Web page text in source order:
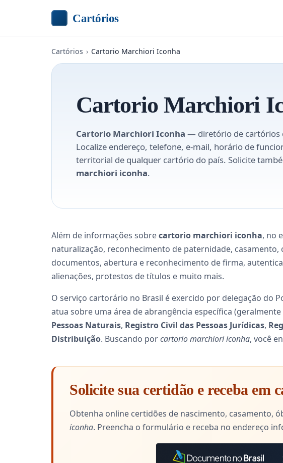
Cartórios
Cartórios › Cartorio Marchiori Iconha
Cartorio Marchiori
Cartorio Marchiori Iconha — diretório de cartórios
Localize endereço, telefone, e-mail, horário de
territorial de qualquer cartório do país. Solicite
marchiori iconha.
Além de informações sobrecartorio marchiori iconha, no
naturalização, reconhecimento de paternidade,
documentos, abertura e reconhecimento de firma,
alienações, protestos de títulos e muito mais.
O serviço cartorário no Brasil é exercido por delegação do
atua sobre uma área de abrangência específica
Pessoas Naturais, Registro Civil das Pessoas Jurídicas,
Distribuição. Buscando porcartorio marchiori iconha, você
Solicite sua certidão e receba em
Obtenha online certidões de nascimento, casamento,
iconha. Preencha o formulário e receba no endereço